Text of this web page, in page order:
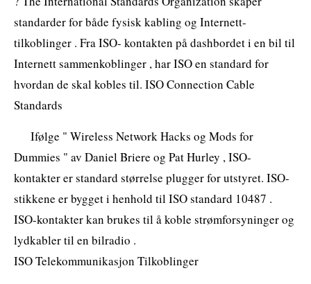
standarder for både fysisk kabling og Internett-
tilkoblinger . Fra ISO- kontakten på dashbordet i en bil til
Internett sammenkoblinger , har ISO en standard for
hvordan de skal kobles til. ISO Connection Cable
Standards
Ifølge " Wireless Network Hacks og Mods for
Dummies " av Daniel Briere og Pat Hurley , ISO-
kontakter er standard størrelse plugger for utstyret. ISO-
stikkene er bygget i henhold til ISO standard 10487 .
ISO-kontakter kan brukes til å koble strømforsyninger og
lydkabler til en bilradio .
ISO Telekommunikasjon Tilkoblinger